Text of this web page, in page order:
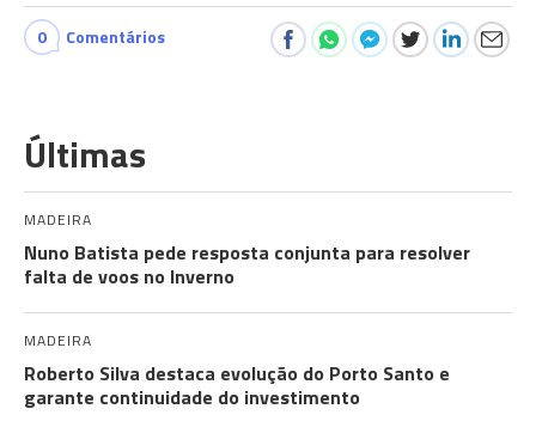
0 Comentários
Últimas
MADEIRA
Nuno Batista pede resposta conjunta para resolver
falta de voos no Inverno
MADEIRA
Roberto Silva destaca evolução do Porto Santo e
garante continuidade do investimento